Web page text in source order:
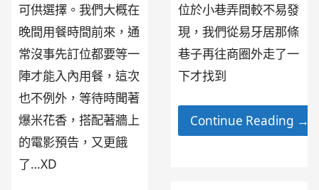
位於小巷弄間較不易發
現，我們從易牙居那條
巷子再往商圈外走了一
下才找到
Continue Reading →
可供選擇。我們大概在
晚間用餐時間前來，通
常沒事先訂位都要等一
陣才能入內用餐，這次
也不例外，等待時聞著
爆米花香，搭配著牆上
的電影預告，又更餓
了…XD